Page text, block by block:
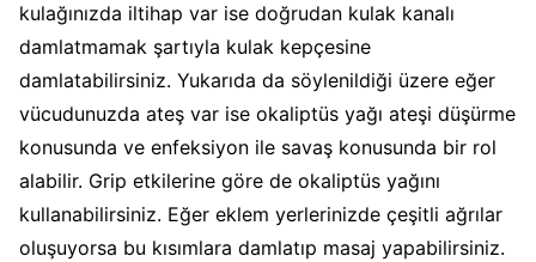
kulağınızda iltihap var ise doğrudan kulak kanalı
damlatmamak şartıyla kulak kepçesine
damlatabilirsiniz. Yukarıda da söylenildiği üzere eğer
vücudunuzda ateş var ise okaliptüs yağı ateşi düşürme
konusunda ve enfeksiyon ile savaş konusunda bir rol
alabilir. Grip etkilerine göre de okaliptüs yağını
kullanabilirsiniz. Eğer eklem yerlerinizde çeşitli ağrılar
oluşuyorsa bu kısımlara damlatıp masaj yapabilirsiniz.